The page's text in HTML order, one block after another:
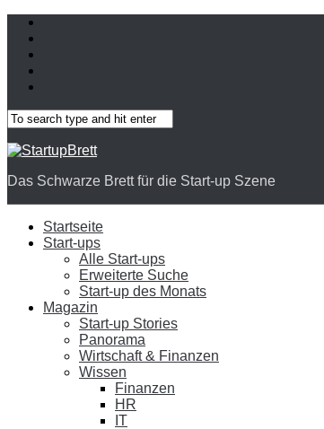
Das Schwarze Brett für die Start-up Szene
Startseite
Start-ups
Alle Start-ups
Erweiterte Suche
Start-up des Monats
Magazin
Start-up Stories
Panorama
Wirtschaft & Finanzen
Wissen
Finanzen
HR
IT